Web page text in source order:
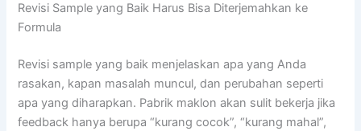
Revisi Sample yang Baik Harus Bisa Diterjemahkan ke
Formula
Revisi sample yang baik menjelaskan apa yang Anda
rasakan, kapan masalah muncul, dan perubahan seperti
apa yang diharapkan. Pabrik maklon akan sulit bekerja jika
feedback hanya berupa “kurang cocok”, “kurang mahal”,